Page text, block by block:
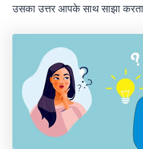
उसका उत्तर आपके साथ साझा